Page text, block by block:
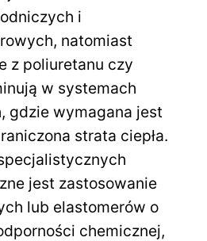
i
natomiast
z poliuretanu czy
w systemach
gdzie wymagana jest
strata ciepła.
jest zastosowanie
lub elastomerów o
chemicznej,